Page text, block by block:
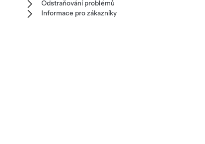
Odstraňování problémů
Informace pro zákazníky